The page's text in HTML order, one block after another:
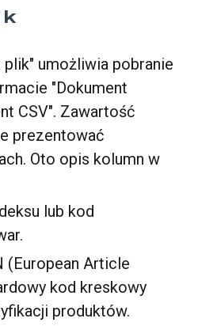
umożliwia pobranie
"Dokument
CSV". Zawartość
prezentować
Oto opis kolumn w
lub kod
(European Article
kod kreskowy
produktów.